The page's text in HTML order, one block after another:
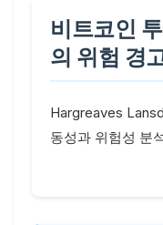
비트코인
의 위험 경
Hargreaves
동성과 위험성 분